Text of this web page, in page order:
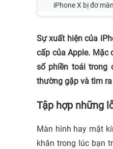
iPhone X bị đơ
Sự xuất hiện của
cấp của Apple. Mặc
số phiền toái trong
thường gặp và tìm
Tập hợp những
Màn hình hay mặt
khăn trong lúc bạn